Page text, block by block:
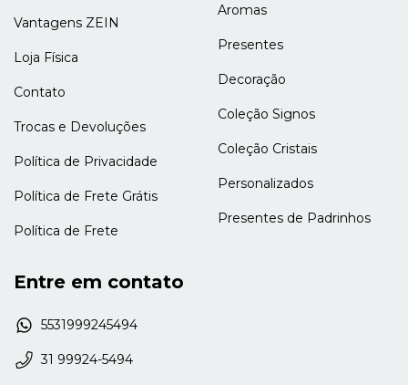
Vantagens ZEIN
Loja Física
Contato
Trocas e Devoluções
Política de Privacidade
Política de Frete Grátis
Política de Frete
Aromas
Presentes
Decoração
Coleção Signos
Coleção Cristais
Personalizados
Presentes de Padrinhos
Entre em contato
5531999245494
31 99924-5494